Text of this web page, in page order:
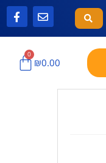
₪0.00
0